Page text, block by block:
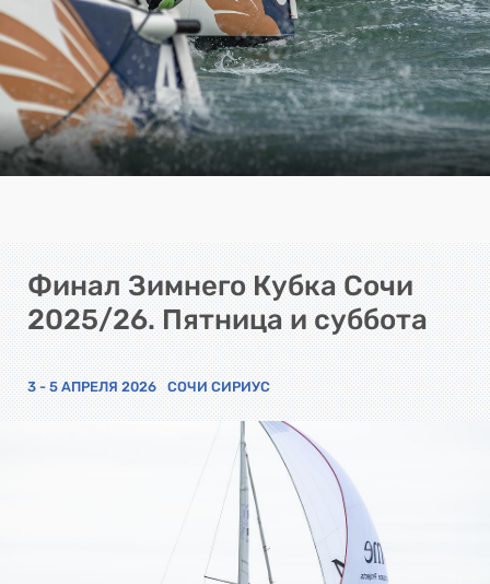
Финал Зимнего Кубка Сочи
2025/26. Пятница и суббота
3 - 5 АПРЕЛЯ 2026 СОЧИ СИРИУС